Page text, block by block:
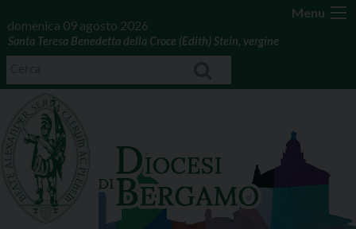
Menu
domenica 09 agosto 2026
Santa Teresa Benedetta della Croce (Edith) Stein, vergine